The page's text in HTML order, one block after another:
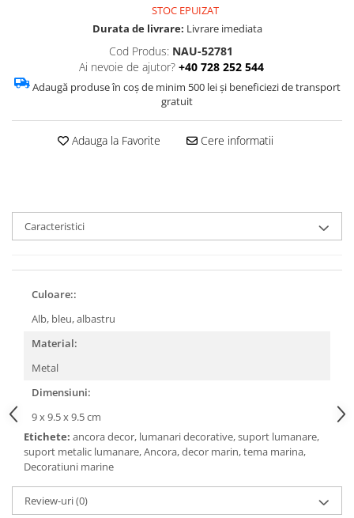
STOC EPUIZAT
Durata de livrare: Livrare imediata
Cod Produs: NAU-52781
Ai nevoie de ajutor? +40 728 252 544
Adaugă produse în coș de minim 500 lei și beneficiezi de transport
gratuit
Adauga la Favorite Cere informatii
Caracteristici
Culoare::
Alb, bleu, albastru
Material:
Metal
Dimensiuni:
9 x 9.5 x 9.5 cm
Etichete: ancora decor, lumanari decorative, suport lumanare,
suport metalic lumanare, Ancora, decor marin, tema marina,
Decoratiuni marine
Review-uri(0)